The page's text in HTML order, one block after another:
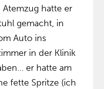
hatte er
gemacht, in
Auto ins
in der Klinik
er hatte am
fette Spritze (ich